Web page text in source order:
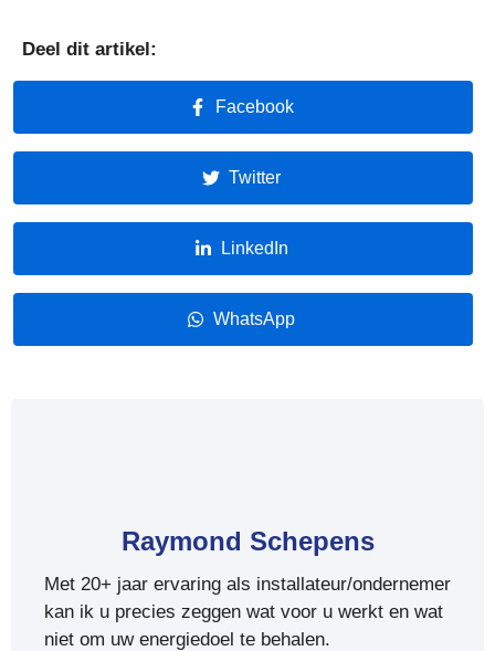
Deel dit artikel:
Facebook
Twitter
LinkedIn
WhatsApp
Raymond Schepens
Met 20+ jaar ervaring als installateur/ondernemer
kan ik u precies zeggen wat voor u werkt en wat
niet om uw energiedoel te behalen.